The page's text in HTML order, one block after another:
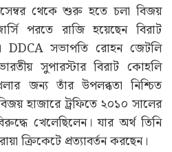
থেকে শুরু হতে চলা বিজয়
পরতে রাজি হয়েছেন বিরাট
সভাপতি রোহন জেটলি
সুপারস্টার বিরাট কোহলি
জন্য তাঁর উপলব্ধতা নিশ্চিত
হাজারে ট্রফিতে ২০১০ সালের
খেলেছিলেন। যার অর্থ তিনি
ক্রিকেটে প্রত্যাবর্তন করছেন।